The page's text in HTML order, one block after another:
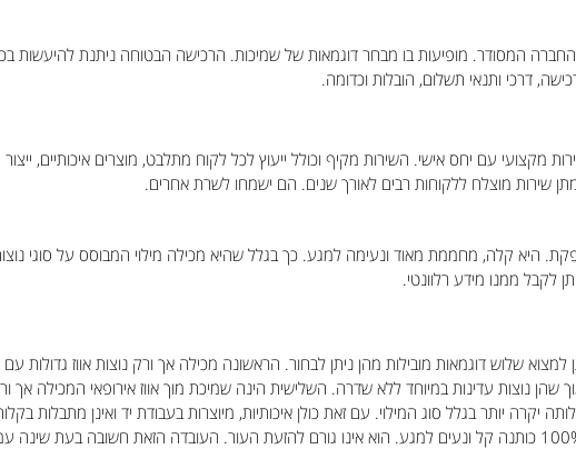
המסודר. מופיעות בו מבחר דוגמאות של שמיכות. הרכישה הבטוחה ניתנת להיעשות
דרכי ותנאי תשלום, הובלות וכדומה.
מקצועי עם יחס אישי. השירות מקיף וכולל ייעוץ לכל לקוח מתלבט, מוצרים איכותיים, ייצור
שירות מוצלח ללקוחות רבים לאורך שנים. הם ישמחו לשרת אחרים.
היא קלה, מחממת מאוד ונעימה למגע. כך בגלל שהיא מכילה מילוי המבוסס על סוגי
לקבל ממנו מידע רלוונטי.
שלוש דוגמאות מובילות מהן ניתן לבחור. הראשונה מכילה אך ורק נוצות אווז גדולות
אווז הכוללת נוצות עדינות במיוחד ללא שדרה ו50% סיבי מוך שהן נוצות עדינות במיוחד ללא שדרה. השלישית הינה שמיכת מוך אווז
יותר בגלל סוג המילוי. עם זאת כולן איכותיות, מיוצרות בעבודת יד ואינן מתבלות